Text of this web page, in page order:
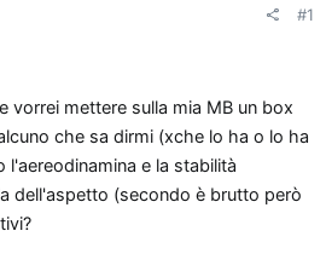
#1
vorrei mettere sulla mia MB un box
che sa dirmi (xche lo ha o lo ha
e la stabilità
dell'aspetto (secondo è brutto però